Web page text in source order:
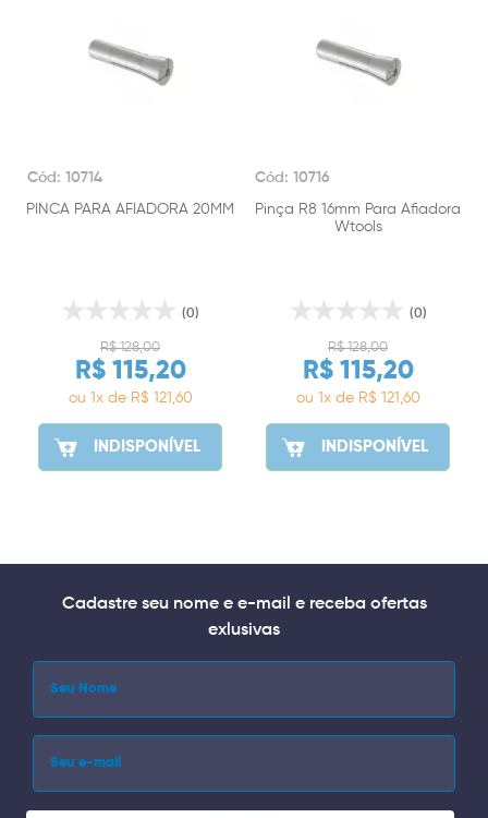
Cód: 10714
PINCA PARA AFIADORA 20MM
(0)
R$ 128,00
R$ 115,20
ou 1x de R$ 121,60
INDISPONÍVEL
Cód: 10716
Pinça R8 16mm Para Afiadora
Wtools
(0)
R$ 128,00
R$ 115,20
ou 1x de R$ 121,60
INDISPONÍVEL
Cadastre seu nome e e-mail e receba ofertas
exlusivas